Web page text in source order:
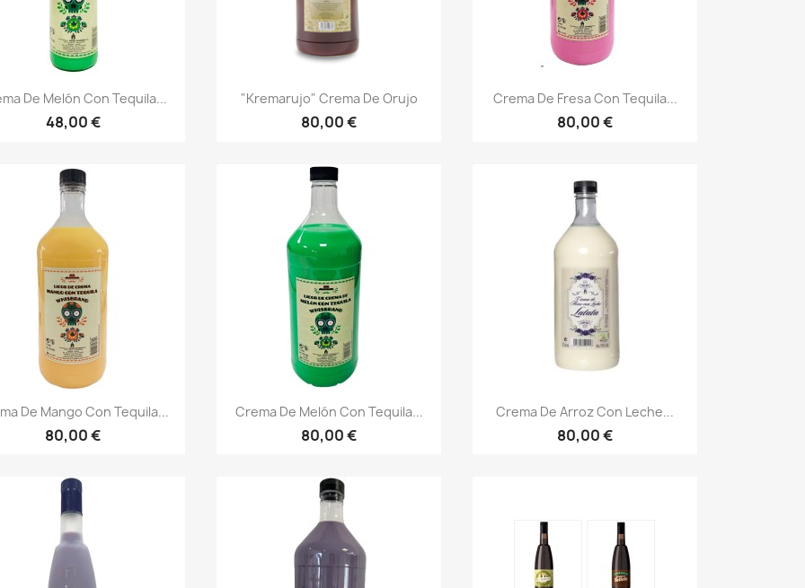
 Vista rápida
De Melón Con Tequila...
48,00 €
Vista rápida
"Kremarujo" Crema De Orujo
80,00 €
 Vista rápida
Crema De Fresa Con Tequila...
80,00 €
Vista rápida
De Mango Con Tequila...
80,00 €
 Vista rápida
Crema De Melón Con Tequila...
80,00 €
Vista rápida
Crema De Arroz Con Leche...
80,00 €